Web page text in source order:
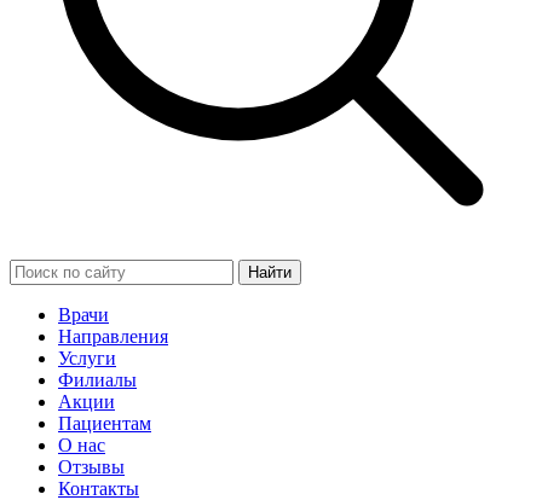
Найти
Врачи
Направления
Услуги
Филиалы
Акции
Пациентам
О нас
Отзывы
Контакты